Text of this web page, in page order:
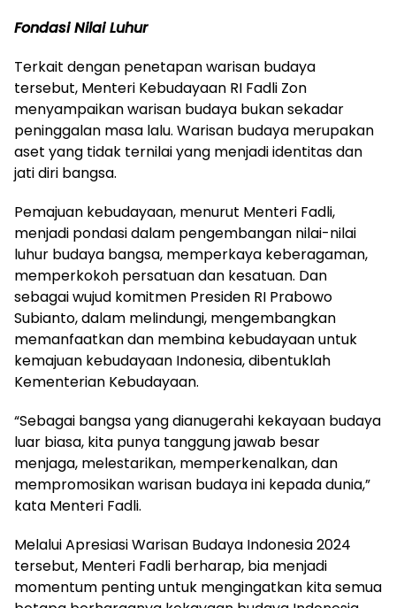
Fondasi Nilai Luhur
Terkait dengan penetapan warisan budaya
tersebut, Menteri Kebudayaan RI Fadli Zon
menyampaikan warisan budaya bukan sekadar
peninggalan masa lalu. Warisan budaya merupakan
aset yang tidak ternilai yang menjadi identitas dan
jati diri bangsa.
Pemajuan kebudayaan, menurut Menteri Fadli,
menjadi pondasi dalam pengembangan nilai-nilai
luhur budaya bangsa, memperkaya keberagaman,
memperkokoh persatuan dan kesatuan. Dan
sebagai wujud komitmen Presiden RI Prabowo
Subianto, dalam melindungi, mengembangkan
memanfaatkan dan membina kebudayaan untuk
kemajuan kebudayaan Indonesia, dibentuklah
Kementerian Kebudayaan.
“Sebagai bangsa yang dianugerahi kekayaan budaya
luar biasa, kita punya tanggung jawab besar
menjaga, melestarikan, memperkenalkan, dan
mempromosikan warisan budaya ini kepada dunia,”
kata Menteri Fadli.
Melalui Apresiasi Warisan Budaya Indonesia 2024
tersebut, Menteri Fadli berharap, bia menjadi
momentum penting untuk mengingatkan kita semua